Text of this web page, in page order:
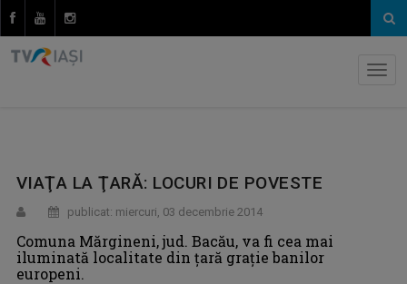
VIAŢA LA ŢARĂ: LOCURI DE POVESTE
publicat: miercuri, 03 decembrie 2014
Comuna Mărgineni, jud. Bacău, va fi cea mai
iluminată localitate din ţară graţie banilor
europeni.